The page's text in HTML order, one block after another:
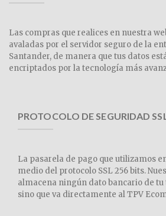
Las compras que realices en nuestra
avaladas por el servidor seguro de la
Santander, de manera que tus datos
encriptados por la tecnología más
PROTOCOLO DE SEGURIDAD
La pasarela de pago que utilizamos
medio del protocolo SSL 256 bits.
almacena ningún dato bancario de
sino que va directamente al TPV